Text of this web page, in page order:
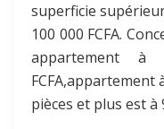
superficie
100 000 FCFA.
appartement à
FCFA,appartement
pièces et plus est à